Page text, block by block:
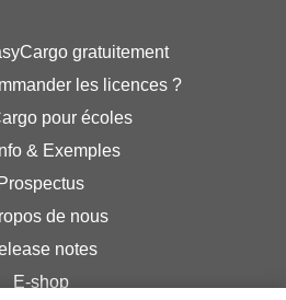
gratuitement
les licences ?
pour écoles
& Exemples
Prospectus
de nous
notes
E-shop